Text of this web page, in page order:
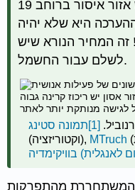
לאטמוספירה. נכון לעכשיו, יש אזור איסור ברוחב 19
היא שלא יהיה
20,000 שנה! זה המחיר הנורא שיש
לשלם עבור החשמל.
[1] תמונה סטינג
(וקטוריזציה), MTruch
המשתחררת מהתפרקות